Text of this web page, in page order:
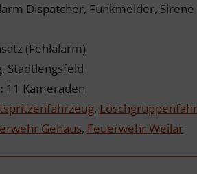
Dispatcher, Funkmelder, Sirene
(Fehlalarm)
Stadtlengsfeld
11 Kameraden
,
Gehaus, Feuerwehr Weilar